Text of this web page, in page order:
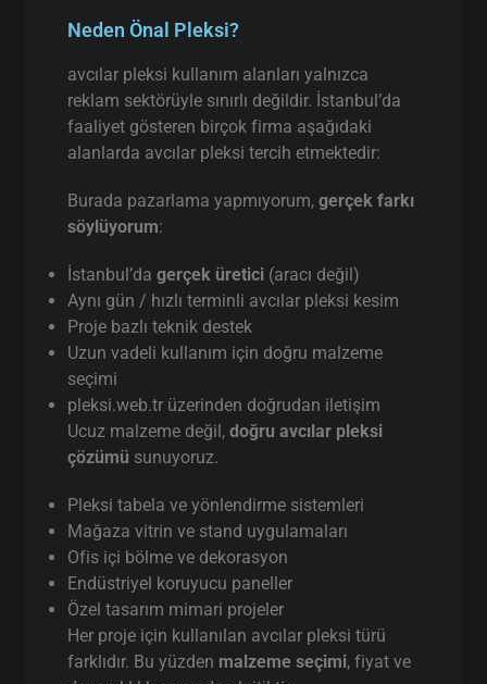
Neden Önal Pleksi?
avcılar pleksi kullanım alanları yalnızca
reklam sektörüyle sınırlı değildir. İstanbul’da
faaliyet gösteren birçok firma aşağıdaki
alanlarda avcılar pleksi tercih etmektedir:
Burada pazarlama yapmıyorum,
İstanbul’dagerçek üretici(aracı değil)
Aynı gün / hızlı terminli avcılar pleksi kesim
Proje bazlı teknik destek
Uzun vadeli kullanım için doğru malzeme
seçimi
pleksi.web.tr üzerinden doğrudan iletişim